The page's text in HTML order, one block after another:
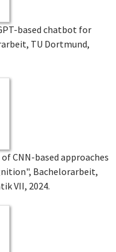
based chatbot for
TU Dortmund,
CNN-based approaches
Bachelorarbeit,
VII, 2024.